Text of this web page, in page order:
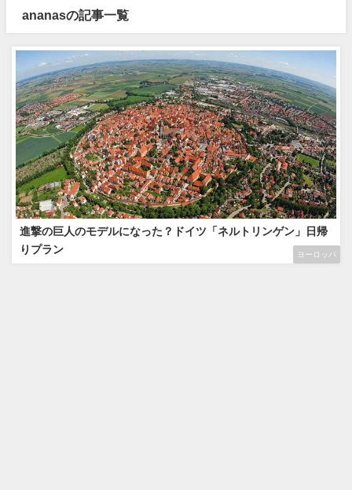
ananasの記事一覧
ヨーロッパ
進撃の巨人のモデルになった？ドイツ「ネルトリンゲン」日帰
りプラン